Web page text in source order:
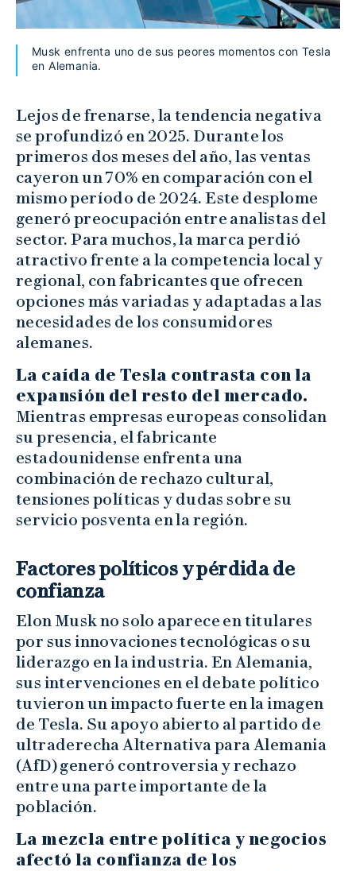
Musk enfrenta uno de sus peores momentos con Tesla
en Alemania.
Lejos de frenarse, la tendencia negativa
se profundizó en 2025. Durante los
primeros dos meses del año, las ventas
cayeron un 70% en comparación con el
mismo período de 2024. Este desplome
generó preocupación entre analistas del
sector. Para muchos, la marca perdió
atractivo frente a la competencia local y
regional, con fabricantes que ofrecen
opciones más variadas y adaptadas a las
necesidades de los consumidores
alemanes.
La caída de Tesla contrasta con la
expansión del resto del mercado.
Mientras empresas europeas consolidan
su presencia, el fabricante
estadounidense enfrenta una
combinación de rechazo cultural,
tensiones políticas y dudas sobre su
servicio posventa en la región.
Factores políticos y pérdida de
confianza
Elon Musk no solo aparece en titulares
por sus innovaciones tecnológicas o su
liderazgo en la industria. En Alemania,
sus intervenciones en el debate político
tuvieron un impacto fuerte en la imagen
de Tesla. Su apoyo abierto al partido de
ultraderecha Alternativa para Alemania
(AfD) generó controversia y rechazo
entre una parte importante de la
población.
La mezcla entre política y negocios
afectó la confianza de los